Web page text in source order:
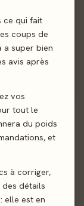
ce qui fait
coups de
a super bien
avis après
vos
tout le
du poids
et
à corriger,
des détails
elle est en
Si vous
est perdue !
2026
Joe Klipfel
Pompili
Duck Games